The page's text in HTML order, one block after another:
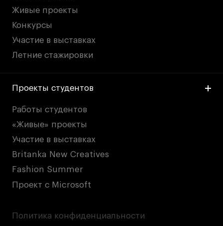
Живые проекты
Конкурсы
Участие в выставках
Летние стажировки
Проекты студентов
Работы студентов
«Живые» проекты
Участие в выставках
Britanka New Creatives
Fashion Summer
Проект с Microsoft
Политика конфиденциальности